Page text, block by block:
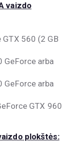
vaizdo
560 (2 GB
GeForce arba
GeForce arba
GTX 960
plokštės: